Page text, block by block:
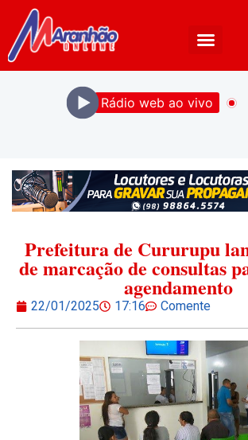
Rádio web ao vivo
Prefeitura de Cururupu
de marcação de consultas
agendamento
22/01/2025 17:16 Comente